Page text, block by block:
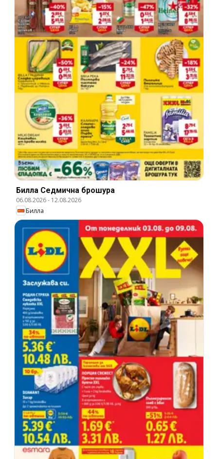
Билла Cедмична брошура
06.08.2026- 12.08.2026
Билла